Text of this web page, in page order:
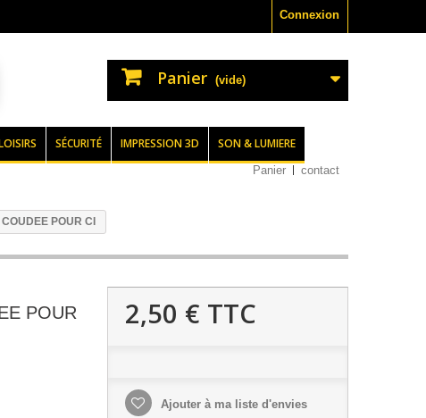
Connexion
Panier (vide)
SÉCURITÉ IMPRESSION 3D SON & LUMIERE
Panier contact
POUR CI
POUR
2,50 € TTC
Ajouter à ma liste d'envies